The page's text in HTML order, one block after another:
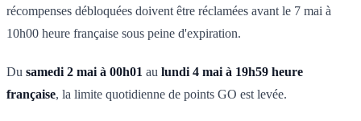
récompenses débloquées doivent être réclamées avant le 7 mai à
10h00 heure française sous peine d'expiration.
Du samedi 2 mai à 00h01 au lundi 4 mai à 19h59 heure
française, la limite quotidienne de points GO est levée.